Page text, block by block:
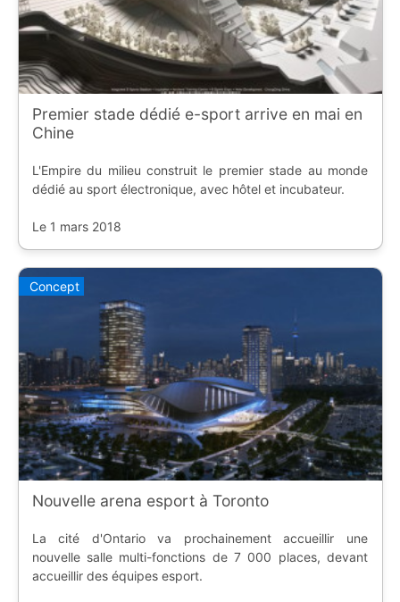
Premier stade dédié e-sport arrive en mai en
Chine
L'Empire du milieu construit le premier stade au monde
dédié au sport électronique, avec hôtel et incubateur.
Le 1 mars 2018
Concept
Nouvelle arena esport à Toronto
La cité d'Ontario va prochainement accueillir une
nouvelle salle multi-fonctions de 7 000 places, devant
accueillir des équipes esport.